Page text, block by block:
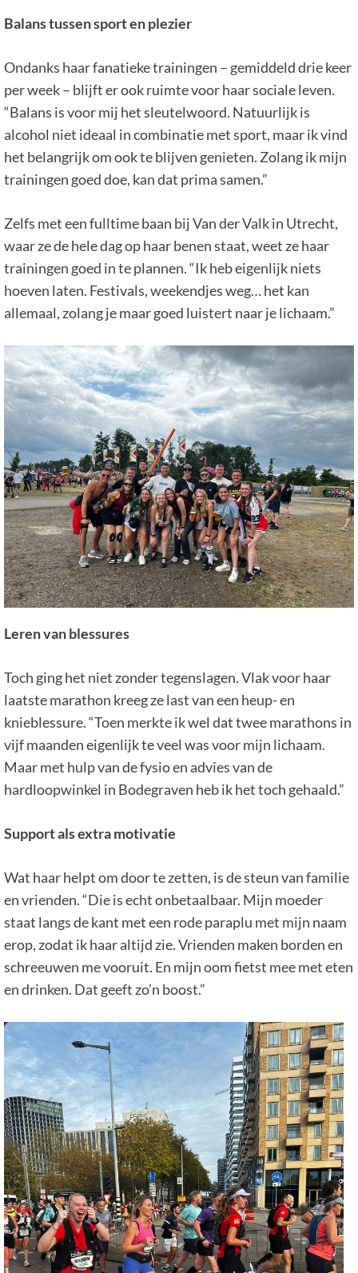
Balans tussen sport en plezier
Ondanks haar fanatieke trainingen – gemiddeld drie keer
per week – blijft er ook ruimte voor haar sociale leven.
“Balans is voor mij het sleutelwoord. Natuurlijk is
alcohol niet ideaal in combinatie met sport, maar ik vind
het belangrijk om ook te blijven genieten. Zolang ik mijn
trainingen goed doe, kan dat prima samen.”
Zelfs met een fulltime baan bij Van der Valk in Utrecht,
waar ze de hele dag op haar benen staat, weet ze haar
trainingen goed in te plannen. “Ik heb eigenlijk niets
hoeven laten. Festivals, weekendjes weg… het kan
allemaal, zolang je maar goed luistert naar je lichaam.”
Leren van blessures
Toch ging het niet zonder tegenslagen. Vlak voor haar
laatste marathon kreeg ze last van een heup- en
knieblessure. “Toen merkte ik wel dat twee marathons in
vijf maanden eigenlijk te veel was voor mijn lichaam.
Maar met hulp van de fysio en advies van de
hardloopwinkel in Bodegraven heb ik het toch gehaald.”
Support als extra motivatie
Wat haar helpt om door te zetten, is de steun van familie
en vrienden. “Die is echt onbetaalbaar. Mijn moeder
staat langs de kant met een rode paraplu met mijn naam
erop, zodat ik haar altijd zie. Vrienden maken borden en
schreeuwen me vooruit. En mijn oom fietst mee met eten
en drinken. Dat geeft zo’n boost.”